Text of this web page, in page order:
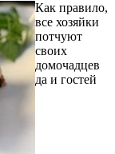
Как правило,
все хозяйки
потчуют
своих
домочадцев
да и гостей